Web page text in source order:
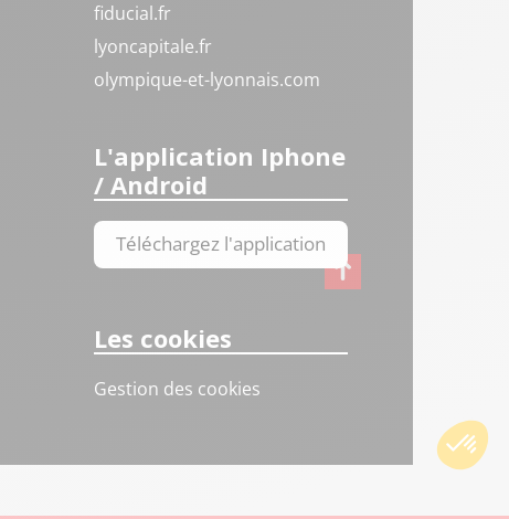
fiducial.fr
lyoncapitale.fr
olympique-et-lyonnais.com
L'application Iphone
/ Android
Téléchargez l'application
Les cookies
Gestion des cookies